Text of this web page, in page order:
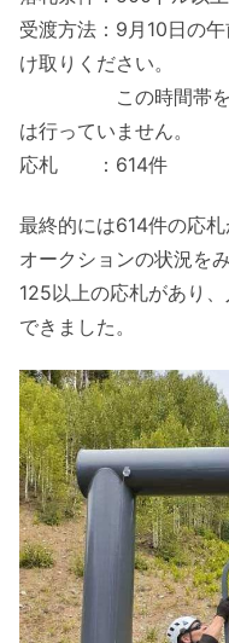
受渡方法：9月10日の
け取りください。
この時間帯を超え
は行っていません。
応札 ：614件
最終的には614件の応札
オークションの状況を
125以上の応札があり
できました。